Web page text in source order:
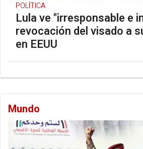
POLÍTICA
Lula ve "irresponsable e
revocación del visado a
en EEUU
Mundo